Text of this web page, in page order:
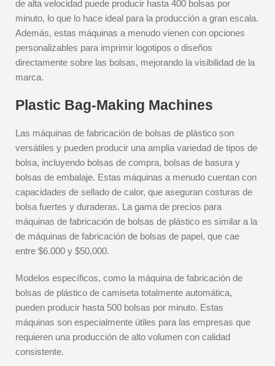
de alta velocidad puede producir hasta 400 bolsas por
minuto, lo que lo hace ideal para la producción a gran escala.
Además, estas máquinas a menudo vienen con opciones
personalizables para imprimir logotipos o diseños
directamente sobre las bolsas, mejorando la visibilidad de la
marca.
Plastic Bag-Making Machines
Las máquinas de fabricación de bolsas de plástico son
versátiles y pueden producir una amplia variedad de tipos de
bolsa, incluyendo bolsas de compra, bolsas de basura y
bolsas de embalaje. Estas máquinas a menudo cuentan con
capacidades de sellado de calor, que aseguran costuras de
bolsa fuertes y duraderas. La gama de precios para
máquinas de fabricación de bolsas de plástico es similar a la
de máquinas de fabricación de bolsas de papel, que cae
entre $6.000 y $50,000.
Modelos específicos, como la máquina de fabricación de
bolsas de plástico de camiseta totalmente automática,
pueden producir hasta 500 bolsas por minuto. Estas
máquinas son especialmente útiles para las empresas que
requieren una producción de alto volumen con calidad
consistente.